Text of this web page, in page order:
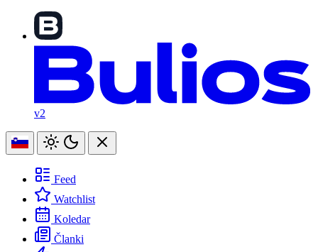
v2
Feed
Watchlist
Koledar
Članki